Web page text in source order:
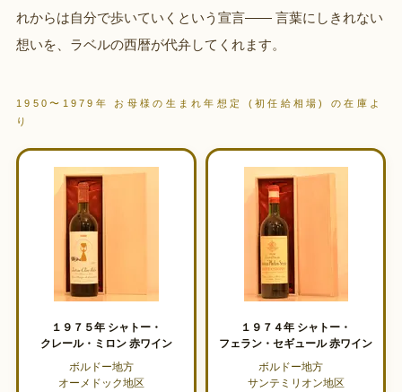
れからは自分で歩いていくという宣言—— 言葉にしきれない
想いを、ラベルの西暦が代弁してくれます。
1950〜1979年 お母様の生まれ年想定 (初任給相場) の在庫よ
り
１９７５年 シャトー・
クレール・ミロン 赤ワイン
ボルドー地方
オーメドック地区
１９７４年 シャトー・
フェラン・セギュール 赤ワイン
ボルドー地方
サンテミリオン地区